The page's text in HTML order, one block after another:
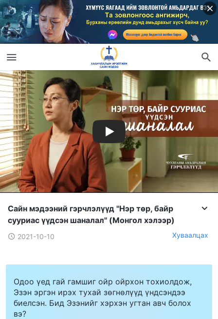
Сайн мэдээний гэрчлэлүүд "Нэр төр, байр
сууриас үүдсэн шаналал" (Mонгол хэлээр)
2021-10-10 Хуваалцах
Одоо үед гай гамшиг ойр ойрхон тохиолдож,
Эзэн эргэн ирэх тухай зөгнөлүүд үндсэндээ
биелсэн. Бид Эзэнийг хэрхэн угтан авч болох
вэ?